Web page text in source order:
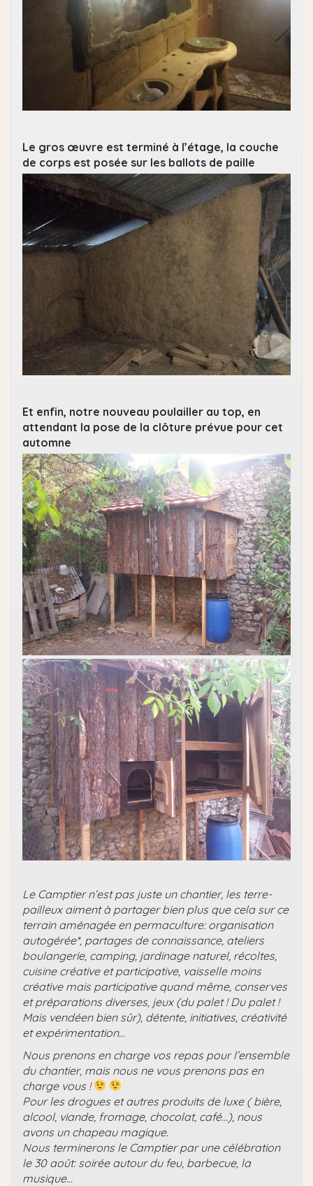
Le gros œuvre est terminé à l’étage, la couche
de corps est posée sur les ballots de paille
Et enfin, notre nouveau poulailler au top, en
attendant la pose de la clôture prévue pour cet
automne
Le Camptier n’est pas juste un chantier, les terre-
pailleux aiment à partager bien plus que cela sur ce
terrain aménagée en permaculture: organisation
autogérée*, partages de connaissance, ateliers
boulangerie, camping, jardinage naturel, récoltes,
cuisine créative et participative, vaisselle moins
créative mais participative quand même, conserves
et préparations diverses, jeux (du palet ! Du palet !
Mais vendéen bien sûr), détente, initiatives, créativité
et expérimentation…
Nous prenons en charge vos repas pour l’ensemble
du chantier, mais nous ne vous prenons pas en
charge vous !
Pour les drogues et autres produits de luxe ( bière,
alcool, viande, fromage, chocolat, café…), nous
avons un chapeau magique.
Nous terminerons le Camptier par une célébration
le 30 août: soirée autour du feu, barbecue, la
musique…